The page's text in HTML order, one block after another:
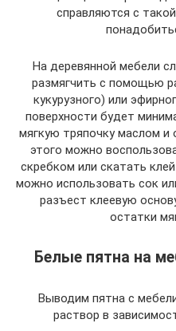
справляются с
На деревянной мебели
размягчить с помощью
кукурузного) или
поверхности будет
мягкую тряпочку маслом и
этого можно
скребком или скатать
можно использовать сок
разъест клеевую
остатки
Белые пятна на
Выводим пятна с
раствор в